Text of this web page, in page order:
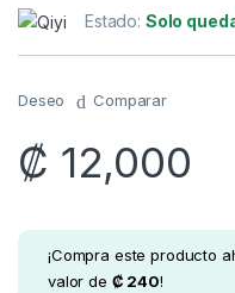
Estado: Solo
Deseo Comparar
₡ 12,000
¡Compra este producto
valor de ₡ 240!